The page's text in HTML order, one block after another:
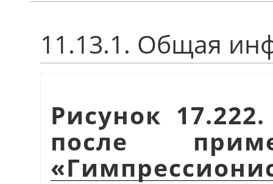
11.13.1. Общая
Рисунок
после
«